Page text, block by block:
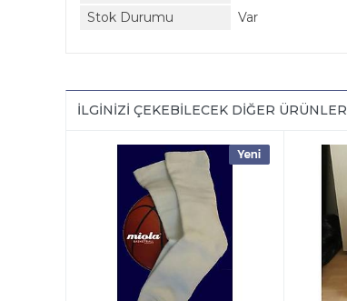
Stok Durumu
Var
İLGINIZI ÇEKEBILECEK DIĞER ÜRÜNLER